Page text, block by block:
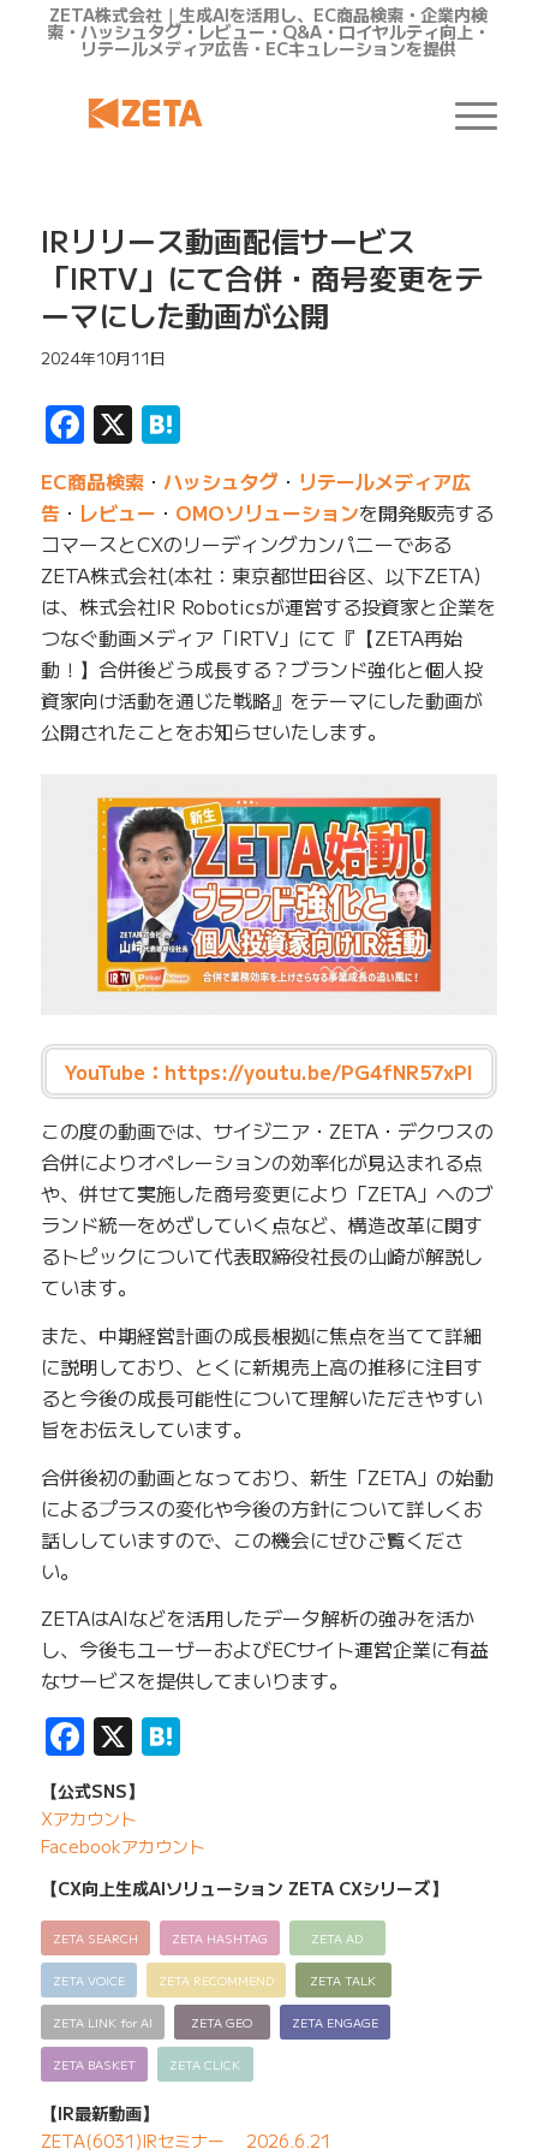
ZETA株式会社｜生成AIを活用し、EC商品検索・企業内検
索・ハッシュタグ・レビュー・Q&A・ロイヤルティ向上・
リテールメディア広告・ECキュレーションを提供
IRリリース動画配信サービス
「IRTV」にて合併・商号変更をテ
ーマにした動画が公開
2024年10月11日
Facebook
X Hatena
EC商品検索・ ハッシュタグ・ リテールメディア広
告・ レビュー ・ OMOソリューションを開発販売する
コマースとCXのリーディングカンパニーである
ZETA株式会社(本社：東京都世田谷区、以下ZETA)
は、株式会社IR Roboticsが運営する投資家と企業を
つなぐ動画メディア「IRTV」にて『【ZETA再始
動！】合併後どう成長する？ブランド強化と個人投
資家向け活動を通じた戦略』をテーマにした動画が
公開されたことをお知らせいたします。
YouTube： https://youtu.be/PG4fNR57xPI
この度の動画では、サイジニア・ZETA・デクワスの
合併によりオペレーションの効率化が見込まれる点
や、併せて実施した商号変更により「ZETA」へのブ
ランド統一をめざしていく点など、構造改革に関す
るトピックについて代表取締役社長の山崎が解説し
ています。
また、中期経営計画の成長根拠に焦点を当てて詳細
に説明しており、とくに新規売上高の推移に注目す
ると今後の成長可能性について理解いただきやすい
旨をお伝えしています。
合併後初の動画となっており、新生「ZETA」の始動
によるプラスの変化や今後の方針について詳しくお
話ししていますので、この機会にぜひご覧くださ
い。
ZETAはAIなどを活用したデータ解析の強みを活か
し、今後もユーザーおよびECサイト運営企業に有益
なサービスを提供してまいります。
Facebook
X Hatena
【公式SNS】
Xアカウント
Facebookアカウント
【CX向上生成AIソリューション ZETA CXシリーズ】
ZETA SEARCH ZETA HASHTAG ZETA AD
ZETA VOICE ZETA RECOMMEND ZETA TALK
ZETA LINK for AI ZETA GEO ZETA ENGAGE
ZETA BASKET ZETA CLICK
【IR最新動画】
ZETA(6031)IRセミナー 2026.6.21